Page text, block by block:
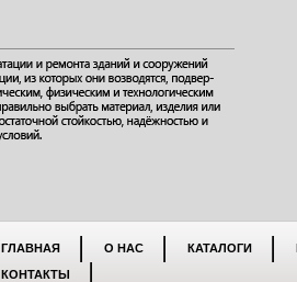
ГЛАВНАЯ О НАС КАТАЛОГИ
КОНТАКТЫ